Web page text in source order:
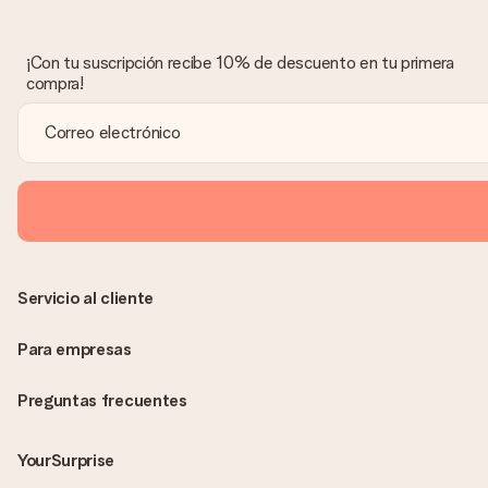
¡Con tu suscripción recibe 10% de descuento en tu primera
compra!
Preguntas frecuentes
YourSurprise
Servicio al cliente
Para empresas